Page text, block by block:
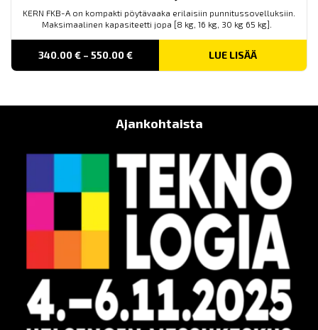
KERN FKB-A on kompakti pöytävaaka erilaisiin punnitussovelluksiin.
Maksimaalinen kapasiteetti jopa [8 kg, 16 kg, 30 kg 65 kg].
340.00€ – 550.00€PRICE
340.00 €
LUE LISÄÄ
Ajankohtaista